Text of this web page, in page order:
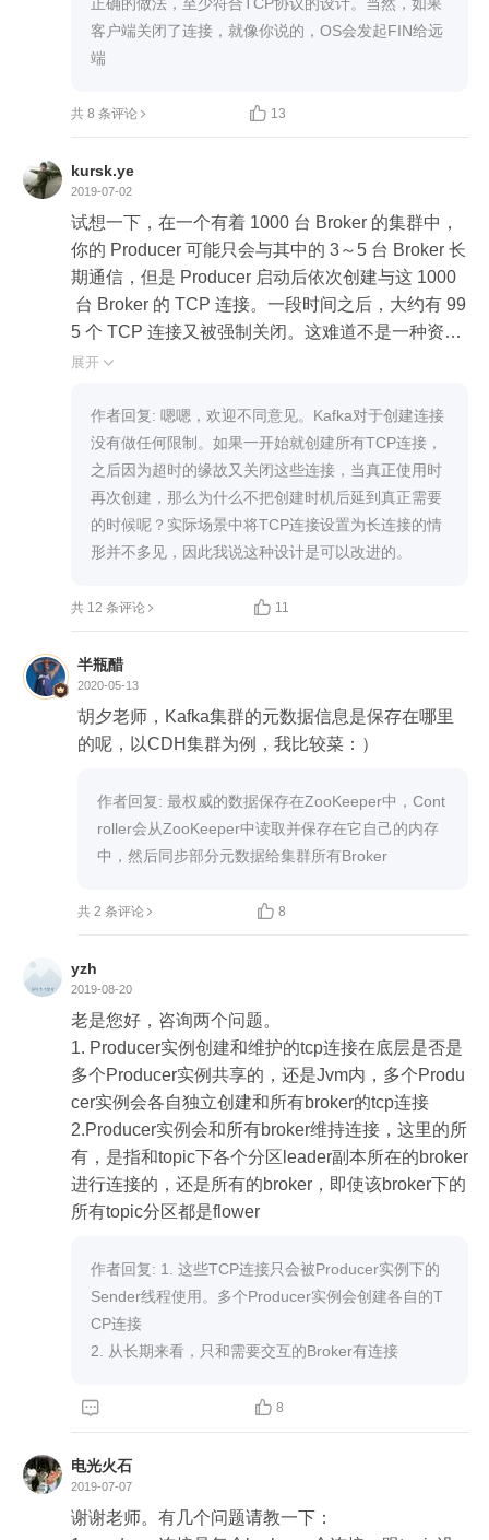
客户端关闭了连接，就像你说的，OS会发起FIN给远
端
共 8 条评论  13
kursk.ye
2019-07-02
试想一下，在一个有着 1000 台 Broker 的集群中，
你的 Producer 可能只会与其中的 3～5 台 Broker 长
期通信，但是 Producer 启动后依次创建与这 1000
台 Broker 的 TCP 连接。一段时间之后，大约有 99
5 个 TCP 连接又被强制关闭。这难道不是一种资源
浪费吗？很显然，这里是有改善和优化的空间的。
这段不敢苟同。作为消息服务器中国，连接应该是
种必要资源，所以部署时就该充分给予，而且创建
连接会消耗CPU,用到时再创建不合适，我甚至觉得
Kafka应该有连接池的设计。
另外最后一部分关于TCP关闭第二种情况，客户端
p是四次断开，可以单方向关闭，另一方向继续保持
展开 
作者回复: 嗯嗯，欢迎不同意见。Kafka对于创建连接
没有做任何限制。如果一开始就创建所有TCP连接，
之后因为超时的缘故又关闭这些连接，当真正使用时
再次创建，那么为什么不把创建时机后延到真正需要
的时候呢？实际场景中将TCP连接设置为长连接的情
形并不多见，因此我说这种设计是可以改进的。
共 12 条评论  11
半瓶醋
2020-05-13
胡夕老师，Kafka集群的元数据信息是保存在哪里
的呢，以CDH集群为例，我比较菜：）
作者回复: 最权威的数据保存在ZooKeeper中，Cont
roller会从ZooKeeper中读取并保存在它自己的内存
中，然后同步部分元数据给集群所有Broker
共 2 条评论  8
yzh
2019-08-20
老是您好，咨询两个问题。
1. Producer实例创建和维护的tcp连接在底层是否是
多个Producer实例共享的，还是Jvm内，多个Produ
cer实例会各自独立创建和所有broker的tcp连接
2.Producer实例会和所有broker维持连接，这里的所
有，是指和topic下各个分区leader副本所在的broker
进行连接的，还是所有的broker，即使该broker下的
作者回复: 1. 这些TCP连接只会被Producer实例下的
Sender线程使用。多个Producer实例会创建各自的T
CP连接
2. 从长期来看，只和需要交互的Broker有连接
  8
电光火石
2019-07-07
谢谢老师。有几个问题请教一下：